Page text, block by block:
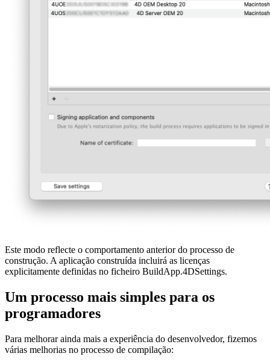
Este modo reflecte o comportamento anterior do processo de
construção. A aplicação construída incluirá as licenças
explicitamente definidas no ficheiro BuildApp.4DSettings.
Um processo mais simples para os
programadores
Para melhorar ainda mais a experiência do desenvolvedor, fizemos
várias melhorias no processo de compilação: